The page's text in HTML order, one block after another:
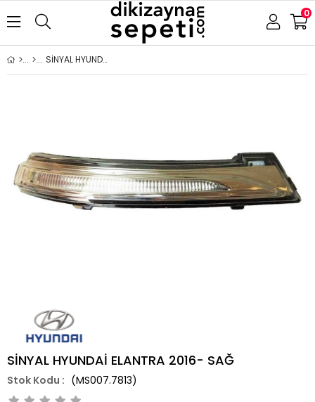
0
SİNYAL HYUNDAİ ELANTRA 2016- SAĞ
SİNYAL HYUNDAİ ELANTRA 2016- SAĞ
(MS007.7813)